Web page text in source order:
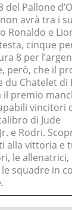
del Pallone
avrà tra i
Ronaldo e
cinque
8 per
però, che il
Chatelet di
il premio
vincitori
di Jude
e Rodri.
alla vittoria e
le allenatrici,
squadre in